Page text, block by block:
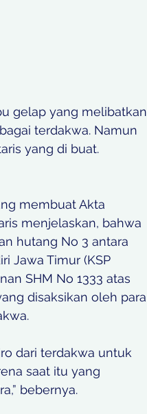
gelap yang melibatkan
terdakwa. Namun
yang di buat.
membuat Akta
menjelaskan, bahwa
hutang No 3 antara
Jawa Timur (KSP
SHM No 1333 atas
disaksikan oleh para
dari terdakwa untuk
saat itu yang
bebernya.